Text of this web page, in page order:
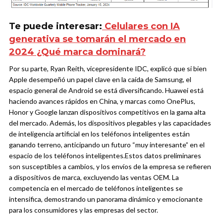
Te puede interesar: Celulares con IA
generativa se tomarán el mercado en
2024 ¿Qué marca dominará?
Por su parte, Ryan Reith, vicepresidente IDC, explicó que si bien
Apple desempeñó un papel clave en la caída de Samsung, el
espacio general de Android se está diversificando. Huawei está
haciendo avances rápidos en China, y marcas como OnePlus,
Honor y Google lanzan dispositivos competitivos en la gama alta
del mercado.Además, los dispositivos plegables y las capacidades
de inteligencia artificial en los teléfonos inteligentes están
ganando terreno, anticipando un futuro “muy interesante” en el
espacio de los teléfonos inteligentes.Estos datos preliminares
son susceptibles a cambios, y los envíos de la empresa se refieren
a dispositivos de marca, excluyendo las ventas OEM. La
competencia en el mercado de teléfonos inteligentes se
intensifica, demostrando un panorama dinámico y emocionante
para los consumidores y las empresas del sector.